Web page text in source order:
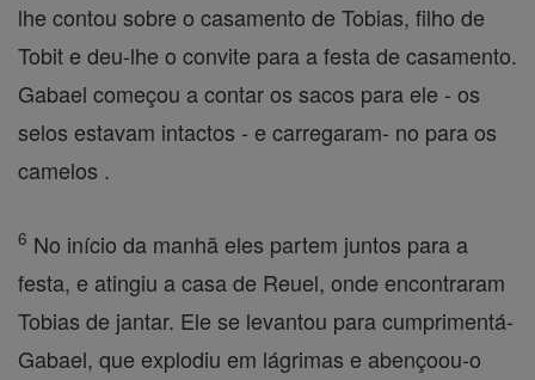
lhe contou sobre o casamento de Tobias, filho de
Tobit e deu-lhe o convite para a festa de casamento.
Gabael começou a contar os sacos para ele - os
selos estavam intactos - e carregaram- no para os
camelos .
6 No início da manhã eles partem juntos para a
festa, e atingiu a casa de Reuel, onde encontraram
Tobias de jantar. Ele se levantou para cumprimentá-
Gabael, que explodiu em lágrimas e abençoou-o